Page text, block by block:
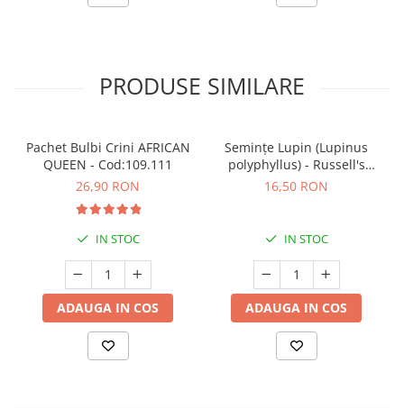
PRODUSE SIMILARE
Pachet Bulbi Crini AFRICAN
QUEEN - Cod:109.111
26,90 RON
IN STOC
ADAUGA IN COS
Semințe Lupin (Lupinus
polyphyllus) - Russell's
Hybrids (Mix) - Cod 6540
16,50 RON
IN STOC
ADAUGA IN COS